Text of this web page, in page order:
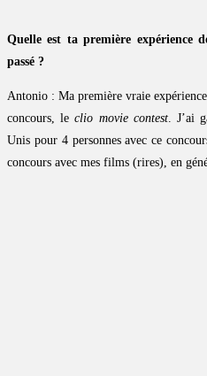
Quelle est ta première expérience
passé ?
Antonio : Ma première vraie
concours, leclio movie contest. J’ai
Unis pour 4 personnes avec ce
concours avec mes films (rires), en